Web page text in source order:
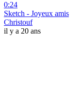
0:24
Sketch - Joyeux amis
Christouf
il y a 20 ans